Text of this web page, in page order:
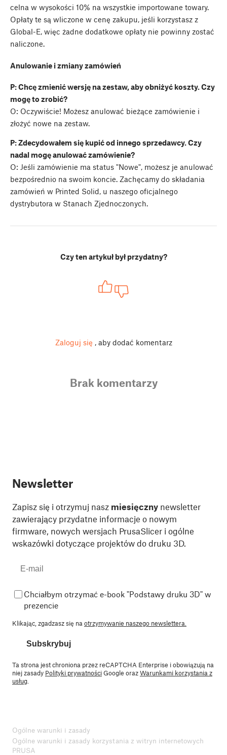
celna w wysokości 10% na wszystkie importowane towary.
Opłaty te są wliczone w cenę zakupu, jeśli korzystasz z
Global-E, więc żadne dodatkowe opłaty nie powinny zostać
naliczone.
Anulowanie i zmiany zamówień
P: Chcę zmienić wersję na zestaw, aby obniżyć koszty. Czy
mogę to zrobić?
O: Oczywiście! Możesz anulować bieżące zamówienie i
złożyć nowe na zestaw.
P: Zdecydowałem się kupić od innego sprzedawcy. Czy
nadal mogę anulować zamówienie?
O: Jeśli zamówienie ma status "Nowe", możesz je anulować
bezpośrednio na swoim koncie. Zachęcamy do składania
zamówień w Printed Solid, u naszego oficjalnego
dystrybutora w Stanach Zjednoczonych.
Czy ten artykuł był przydatny?
Zaloguj się , aby dodać komentarz
Brak komentarzy
Newsletter
Zapisz się i otrzymuj nasz miesięczny newsletter
zawierający przydatne informacje o nowym
firmware, nowych wersjach PrusaSlicer i ogólne
wskazówki dotyczące projektów do druku 3D.
Chciałbym otrzymać e-book "Podstawy druku 3D" w
prezencie
Klikając, zgadzasz się naotrzymywanie naszego newslettera.
Subskrybuj
Ta strona jest chroniona przez reCAPTCHA Enterprise i obowiązują na
niej zasady Polityki prywatnościGoogle orazWarunkami korzystania z
usług.
Ogólne warunki i zasady
Ogólne warunki i zasady korzystania z witryn internetowych
PRUSA